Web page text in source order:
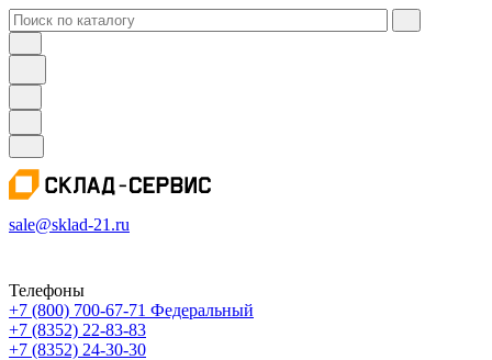
sale@sklad-21.ru
Телефоны
+7 (800) 700-67-71 Федеральный
+7 (8352) 22-83-83
+7 (8352) 24-30-30